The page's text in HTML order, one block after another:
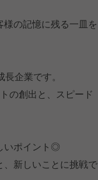
の記憶に残る一皿を
企業です。
の創出と、スピード
いポイント◎
新しいことに挑戦で